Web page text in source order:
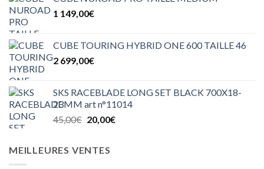
1 149,00€
CUBE TOURING HYBRID ONE 600 TAILLE 46
2 699,00€
SKS RACEBLADE LONG SET BLACK 700X18-
23MM art n°11014
45,00€ Le
était :
20,00€Le
MEILLEURES VENTES